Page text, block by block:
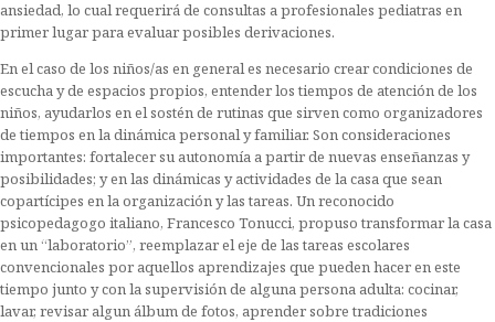
ansiedad, lo cual requerirá de consultas a profesionales pediatras en
primer lugar para evaluar posibles derivaciones.
En el caso de los niños/as en general es necesario crear condiciones de
escucha y de espacios propios, entender los tiempos de atención de los
niños, ayudarlos en el sostén de rutinas que sirven como organizadores
de tiempos en la dinámica personal y familiar. Son consideraciones
importantes: fortalecer su autonomía a partir de nuevas enseñanzas y
posibilidades; y en las dinámicas y actividades de la casa que sean
copartícipes en la organización y las tareas. Un reconocido
psicopedagogo italiano, Francesco Tonucci, propuso transformar la casa
en un “laboratorio”, reemplazar el eje de las tareas escolares
convencionales por aquellos aprendizajes que pueden hacer en este
tiempo junto y con la supervisión de alguna persona adulta: cocinar,
lavar, revisar algun álbum de fotos, aprender sobre tradiciones